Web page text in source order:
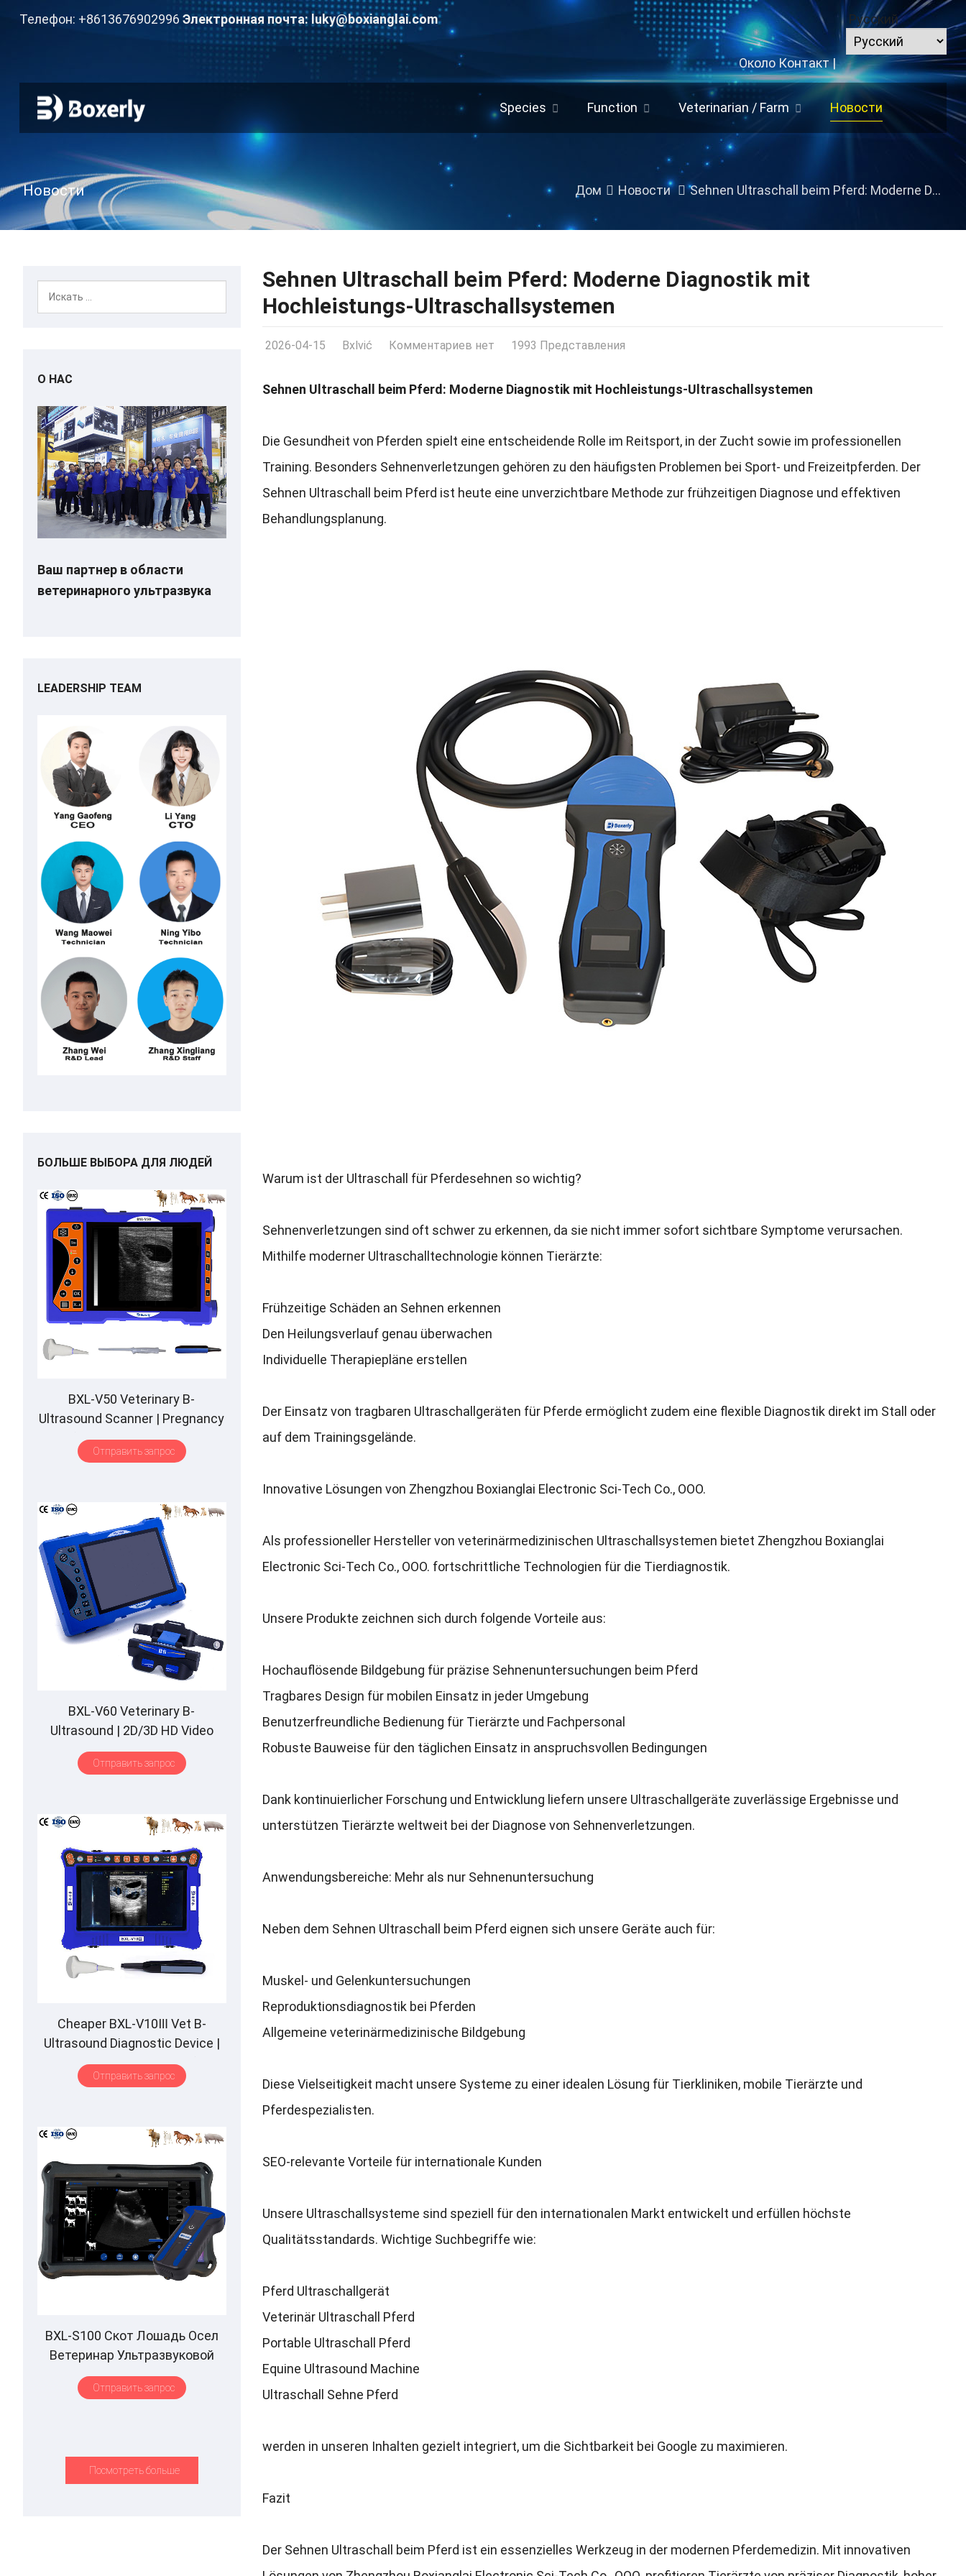
Телефон: +8613676902996 Электронная почта:luky@boxianglai.com
Около Контакт|
Русский
Species Function Veterinarian / Farm Новости
Новости Дом Новости Sehnen Ultraschall beim Pferd: Moderne Diagnostik mit Hochleistungs-Ultraschallsystemen
Sehnen Ultraschall beim Pferd: Moderne Diagnostik mit
Hochleistungs-Ultraschallsystemen
2026-04-15 Bxlvić Комментариев нет 1993 Представления
Sehnen Ultraschall beim Pferd : Moderne Diagnostik mit Hochleistungs-Ultraschallsystemen
Die Gesundheit von Pferden spielt eine entscheidende Rolle im Reitsport, in der Zucht sowie im professionellen
Training. Besonders Sehnenverletzungen gehören zu den häufigsten Problemen bei Sport- und Freizeitpferden. Der
Sehnen Ultraschall beim Pferd ist heute eine unverzichtbare Methode zur frühzeitigen Diagnose und effektiven
Behandlungsplanung.
Warum ist der Ultraschall für Pferdesehnen so wichtig?
Sehnenverletzungen sind oft schwer zu erkennen, da sie nicht immer sofort sichtbare Symptome verursachen.
Mithilfe moderner Ultraschalltechnologie können Tierärzte:
Frühzeitige Schäden an Sehnen erkennen
Den Heilungsverlauf genau überwachen
Individuelle Therapiepläne erstellen
Der Einsatz von tragbaren Ultraschallgeräten für Pferde ermöglicht zudem eine flexible Diagnostik direkt im Stall oder
auf dem Trainingsgelände.
Innovative Lösungen von Zhengzhou Boxianglai Electronic Sci-Tech Co., ООО.
Als professioneller Hersteller von veterinärmedizinischen Ultraschallsystemen bietet Zhengzhou Boxianglai
Electronic Sci-Tech Co., ООО. fortschrittliche Technologien für die Tierdiagnostik.
Unsere Produkte zeichnen sich durch folgende Vorteile aus:
Hochauflösende Bildgebung für präzise Sehnenuntersuchungen beim Pferd
Tragbares Design für mobilen Einsatz in jeder Umgebung
Benutzerfreundliche Bedienung für Tierärzte und Fachpersonal
Robuste Bauweise für den täglichen Einsatz in anspruchsvollen Bedingungen
Dank kontinuierlicher Forschung und Entwicklung liefern unsere Ultraschallgeräte zuverlässige Ergebnisse und
unterstützen Tierärzte weltweit bei der Diagnose von Sehnenverletzungen.
Anwendungsbereiche: Mehr als nur Sehnenuntersuchung
Neben dem Sehnen Ultraschall beim Pferd eignen sich unsere Geräte auch für:
Muskel - und Gelenkuntersuchungen
Reproduktionsdiagnostik bei Pferden
Allgemeine veterinärmedizinische Bildgebung
Diese Vielseitigkeit macht unsere Systeme zu einer idealen Lösung für Tierkliniken, mobile Tierärzte und
Pferdespezialisten.
SEO-relevante Vorteile für internationale Kunden
Unsere Ultraschallsysteme sind speziell für den internationalen Markt entwickelt und erfüllen höchste
Qualitätsstandards. Wichtige Suchbegriffe wie:
Pferd Ultraschallgerät
Veterinär Ultraschall Pferd
Portable Ultraschall Pferd
Equine Ultrasound Machine
Ultraschall Sehne Pferd
werden in unseren Inhalten gezielt integriert, um die Sichtbarkeit bei Google zu maximieren.
Fazit
Der Sehnen Ultraschall beim Pferd ist ein essenzielles Werkzeug in der modernen Pferdemedizin. Mit innovativen
О НАС
Ваш партнер в области
ветеринарного ультразвука
LEADERSHIP TEAM
БОЛЬШЕ ВЫБОРА ДЛЯ ЛЮДЕЙ
BXL-V50 Veterinary B-
Ultrasound Scanner | Pregnancy
Backfat Detect|Full-Function
HD Display|Hot-Selling
Отправить запрос
BXL-V60 Veterinary B-
Ultrasound | 2D/3D HD Video
Glasses| 7Hours Battery
Screen|Multiple Probe
Отправить запрос
Cheaper BXL-V10Ⅲ Vet B-
Ultrasound Diagnostic Device |
Animal Pregnancy Backfat
Detect|Multiple Probe
Отправить запрос
BXL-S100 Скот Лошадь Осел
Ветеринар Ультразвуковой
ректальный зонд IPX7
Водонепроницаемый B&M
Отправить запрос
Посмотреть больше